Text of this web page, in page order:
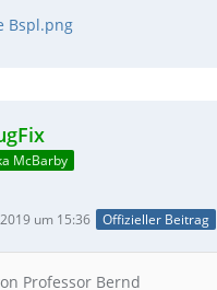
Bspl.png
McBarby
um 15:36 Offizieller Beitrag
Professor Bernd